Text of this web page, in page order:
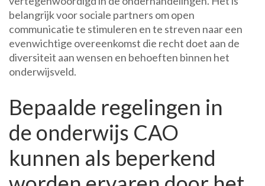
belangrijk voor sociale partners om open
communicatie te stimuleren en te streven naar een
evenwichtige overeenkomst die recht doet aan de
diversiteit aan wensen en behoeften binnen het
onderwijsveld.
Bepaalde regelingen in
de onderwijs CAO
kunnen als beperkend